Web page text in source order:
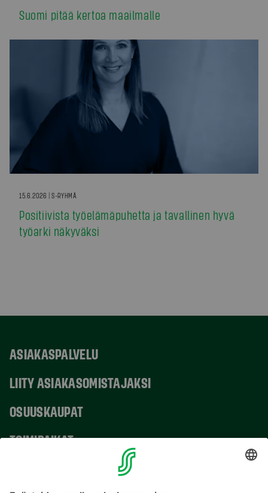
Suomi pitää kertoa maailmalle
15.6.2026 | S-RYHMÄ
Positiivista työelämäpuhetta ja tavallinen hyvä
työarki näkyväksi
ASIAKASPALVELU
LIITY ASIAKASOMISTAJAKSI
OSUUSKAUPAT
TOIMIPAIKAT